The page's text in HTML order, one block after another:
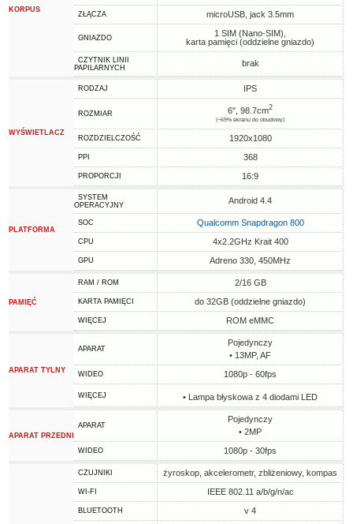
KORPUS
ZŁĄCZA microUSB, jack 3.5mm
GNIAZDO
1 SIM (Nano-SIM),
karta pamięci (oddzielne gniazdo)
CZYTNIK LINII
PAPILARNYCH
brak
WYŚWIETLACZ
RODZAJ IPS
ROZMIAR 6", 98.7cm2
(~69% ekranu do obudowy)
ROZDZIELCZOŚĆ 1920x1080
PPI 368
PROPORCJI 16:9
PLATFORMA
SYSTEM
OPERACYJNY
Android 4.4
SOC Qualcomm Snapdragon 800
CPU 4x2.2GHz Krait 400
GPU Adreno 330, 450MHz
PAMIĘĆ
RAM / ROM 2/16 GB
KARTA PAMIĘCI do 32GB (oddzielne gniazdo)
WIĘCEJ ROM eMMC
APARAT TYLNY
APARAT
Pojedynczy
• 13MP, AF
WIDEO 1080p - 60fps
WIĘCEJ • Lampa błyskowa z 4 diodami LED
APARAT PRZEDNI
APARAT
Pojedynczy
• 2MP
WIDEO 1080p - 30fps
CZUJNIKI żyroskop, akcelerometr, zbliżeniowy, kompas
WI-FI IEEE 802.11 a/b/g/n/ac
BLUETOOTH v 4